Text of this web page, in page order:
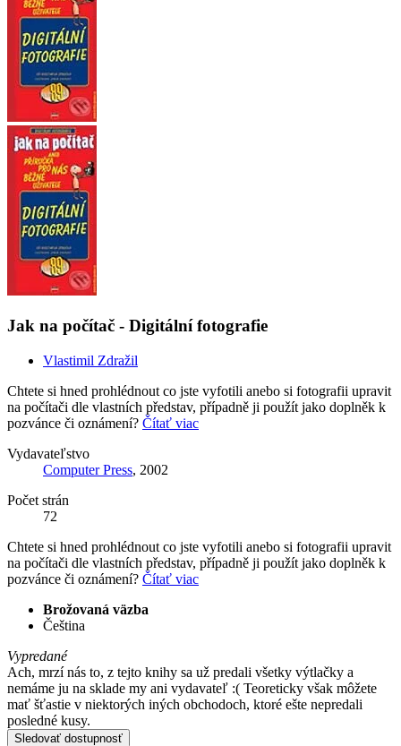
Jak na počítač - Digitální fotografie
Vlastimil Zdražil
Chtete si hned prohlédnout co jste vyfotili anebo si fotografii upravit
na počítači dle vlastních představ, případně ji použít jako doplněk k
pozvánce či oznámení? Čítať viac
Vydavateľstvo
Computer Press, 2002
Počet strán
72
Chtete si hned prohlédnout co jste vyfotili anebo si fotografii upravit
na počítači dle vlastních představ, případně ji použít jako doplněk k
pozvánce či oznámení? Čítať viac
Brožovaná väzba
Čeština
Vypredané
Ach, mrzí nás to, z tejto knihy sa už predali všetky výtlačky a
nemáme ju na sklade my ani vydavateľ :( Teoreticky však môžete
mať šťastie v niektorých iných obchodoch, ktoré ešte nepredali
posledné kusy.
Sledovať dostupnosť